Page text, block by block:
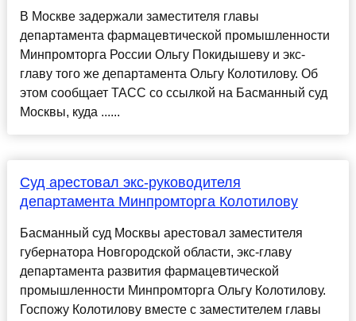
В Москве задержали заместителя главы
департамента фармацевтической промышленности
Минпромторга России Ольгу Покидышеву и экс-
главу того же департамента Ольгу Колотилову. Об
этом сообщает ТАСС со ссылкой на Басманный суд
Москвы, куда ......
Суд арестовал экс-руководителя
департамента Минпромторга Колотилову
Басманный суд Москвы арестовал заместителя
губернатора Новгородской области, экс-главу
департамента развития фармацевтической
промышленности Минпромторга Ольгу Колотилову.
Госпожу Колотилову вместе с заместителем главы